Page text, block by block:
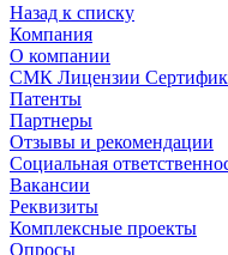
Назад к списку
Компания
О компании
СМК Лицензии
Патенты
Партнеры
Отзывы и рекомендации
Социальная
Вакансии
Реквизиты
Комплексные проекты
Опросы